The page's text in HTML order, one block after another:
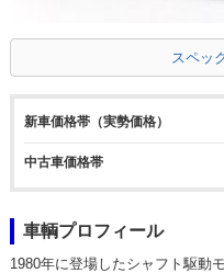
スペッ
新車価格帯（実勢価格）
中古車価格帯
車輌プロフィール
1980年に登場したシャフト駆動